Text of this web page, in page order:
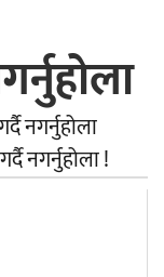
नगर्नुहोला
नगर्नुहोला !